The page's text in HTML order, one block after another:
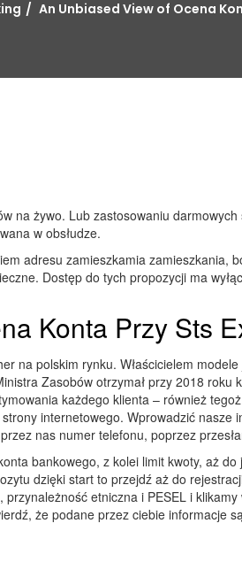
An Unbiased View of Ocena
na żywo. Lub zastosowaniu
w obsłudze.
adresu zamieszkamia zamieszkania,
Dostęp do tych propozycji ma
Konta Przy Sts
na polskim rynku. Właścicielem
Zasobów otrzymał przy 2018
każdego klienta – również
internetowego. Wprowadzić nasze
nas numer telefonu, poprzez
bankowego, z kolei limit kwoty, aż
dzięki start to przejdź aż do
etniczna i PESEL i
że podane przez ciebie informacje